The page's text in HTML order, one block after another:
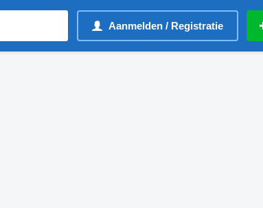
Aanmelden / Registratie